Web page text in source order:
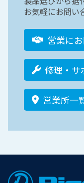
お気軽にお問い
営業に
修理・サ
営業所一
Footer